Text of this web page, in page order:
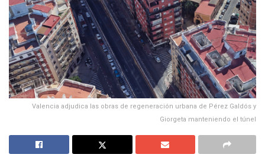
Valencia adjudica las obras de regeneración urbana de Pérez Galdós y
Giorgeta manteniendo el túnel